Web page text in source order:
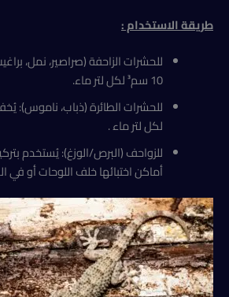
طريقة الاستخدام :
10 سم³ لكل لتر ماء.
لكل لتر ماء .
للزواحف (البرص/الوزغ): يُستخدم
أماكن اختبائها خلف اللوحات أو